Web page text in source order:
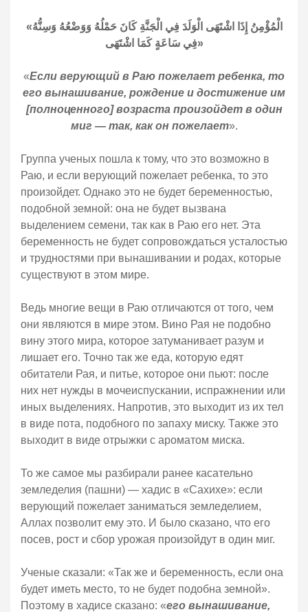
«الْمُؤْمِنُ إِذَا اشْتَهَى الْوَلَدَ فِي الْجَنَّةِ كَانَ حَمْلُهُ وَوَضْعُهُ وَسِنُّهُ
فِي سَاعَةٍ كَمَا اشْتَهَى»
«Если верующий в Раю пожелает ребенка, то
его вынашивание, рождение и достижение им
[полноценного] возраста произойдет в один
миг — так, как он пожелает».
Группа ученых пошла к тому, что это возможно в
Раю, и если верующий пожелает ребенка, то это
произойдет. Однако это не будет беременностью,
подобной земной: она не будет вызвана
выделением семени, так как в Раю его нет. Эта
беременность не будет сопровождаться усталостью
и трудностями при вынашивании и родах, которые
существуют в этом мире.
Ведь многие вещи в Раю отличаются от того, чем
они являются в мире этом. Вино Рая не подобно
вину этого мира, которое затуманивает разум и
лишает его. Точно так же еда, которую едят
обитатели Рая, и питье, которое они пьют: после
них нет нужды в мочеиспускании, испражнении или
иных выделениях. Напротив, это выходит из их тел
в виде пота, подобного по запаху миску. Также это
выходит в виде отрыжки с ароматом миска.
То же самое мы разбирали ранее касательно
земледелия (пашни) — хадис в «Сахихе»: если
верующий пожелает заниматься земледелием,
Аллах позволит ему это. И было сказано, что его
посев, рост и сбор урожая произойдут в один миг.
Ученые сказали: «Так же и беременность, если она
будет иметь место, то не будет подобна земной».
Поэтому в хадисе сказано: «его вынашивание,